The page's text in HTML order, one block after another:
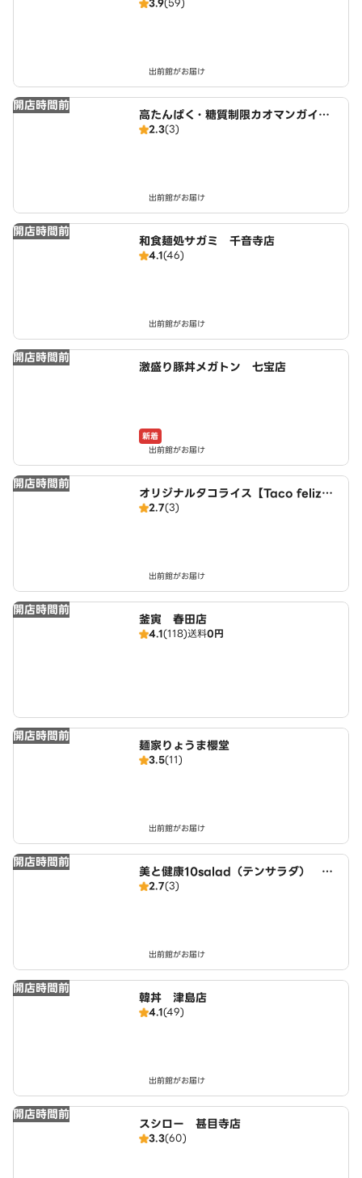
出前館がお届け
開店時間前
高たんぱく・糖質制限カオマンガイ
東京鶏飯食堂 名古屋店
2.3(3)
出前館がお届け
開店時間前
和食麺処サガミ 千音寺店
4.1(46)
出前館がお届け
開店時間前
激盛り豚丼メガトン 七宝店
新着
出前館がお届け
開店時間前
オリジナルタコライス【Taco feliz】
名古屋店
2.7(3)
出前館がお届け
開店時間前
釜寅 春田店
4.1(118)送料0円
開店時間前
麺家りょうま櫻堂
3.5(11)
出前館がお届け
開店時間前
美と健康10salad（テンサラダ） 名
古屋店
2.7(3)
出前館がお届け
開店時間前
韓丼 津島店
4.1(49)
出前館がお届け
開店時間前
スシロー 甚目寺店
3.3(60)